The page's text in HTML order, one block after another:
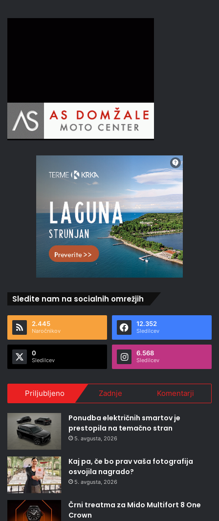
Sledite nam na socialnih omrežjih
2.445
Naročnikov
12.352
Sledilcev
0
Sledilcev
6.568
Sledilcev
Priljubljeno Zadnje Komentarji
Ponudba električnih smartov je
prestopila na temačno stran
5. avgusta, 2026
Kaj pa, če bo prav vaša fotografija
osvojila nagrado?
5. avgusta, 2026
Črni treatma za Mido Multifort 8 One
Crown